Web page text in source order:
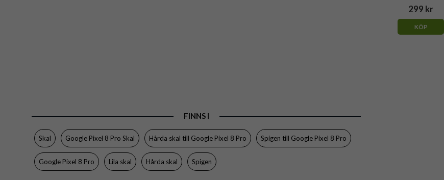
299 kr
KÖP
EAN
8809896746540
FINNS I
Skal Google Pixel 8 Pro Skal Hårda skal till Google Pixel 8 Pro Spigen till Google Pixel 8 Pro
Google Pixel 8 Pro Lila skal Hårda skal Spigen